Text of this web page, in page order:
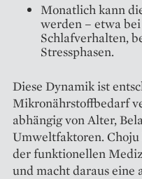
Monatlich kann
werden – etwa
Schlafverhalten,
Stressphasen.
Diese Dynamik ist
Mikronährstoffbedarf
abhängig von Alter,
Umweltfaktoren.
der funktionellen
und macht daraus eine